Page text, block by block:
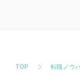
TOP 転職ノウ